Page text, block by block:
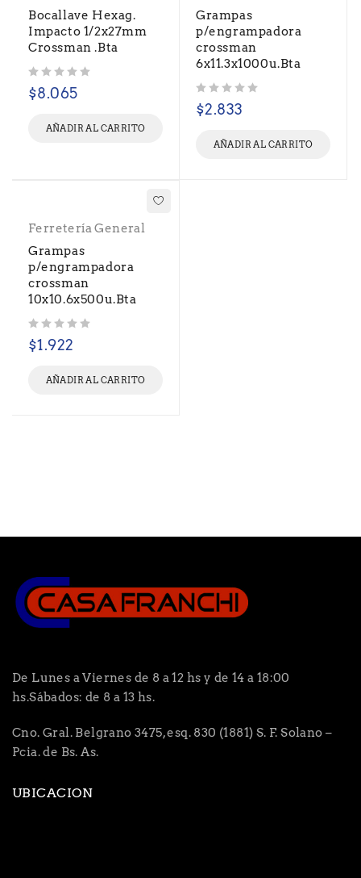
Bocallave Hexag.
Impacto 1/2x27mm
Crossman .Bta
$8.065
AÑADIR AL CARRITO
Grampas
p/engrampadora
crossman
6x11.3x1000u.Bta
$2.833
AÑADIR AL CARRITO
Ferretería General
Grampas
p/engrampadora
crossman
10x10.6x500u.Bta
$1.922
AÑADIR AL CARRITO
De Lunes a Viernes de 8 a 12 hs y de 14 a 18:00
hs.Sábados: de 8 a 13 hs.
Cno. Gral. Belgrano 3475, esq. 830 (1881) S. F. Solano –
Pcia. de Bs. As.
UBICACION